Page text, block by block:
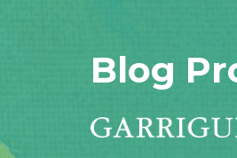
Blog